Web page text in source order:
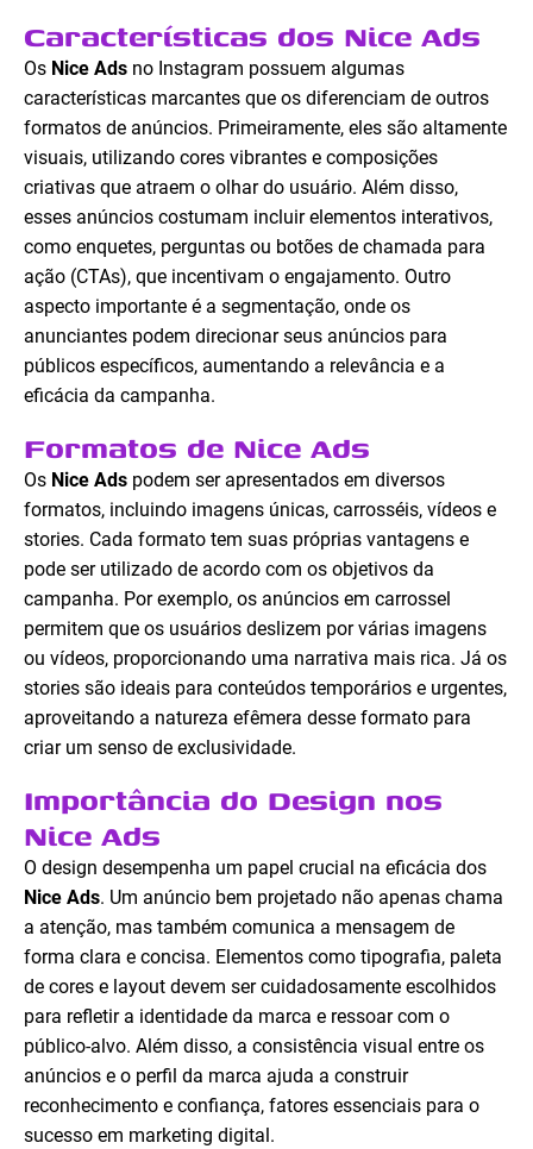
Características dos Nice Ads
Os Nice Ads no Instagram possuem algumas
características marcantes que os diferenciam de outros
formatos de anúncios. Primeiramente, eles são altamente
visuais, utilizando cores vibrantes e composições
criativas que atraem o olhar do usuário. Além disso,
esses anúncios costumam incluir elementos interativos,
como enquetes, perguntas ou botões de chamada para
ação (CTAs), que incentivam o engajamento. Outro
aspecto importante é a segmentação, onde os
anunciantes podem direcionar seus anúncios para
públicos específicos, aumentando a relevância e a
eficácia da campanha.
Formatos de Nice Ads
Os Nice Ads podem ser apresentados em diversos
formatos, incluindo imagens únicas, carrosséis, vídeos e
stories. Cada formato tem suas próprias vantagens e
pode ser utilizado de acordo com os objetivos da
campanha. Por exemplo, os anúncios em carrossel
permitem que os usuários deslizem por várias imagens
ou vídeos, proporcionando uma narrativa mais rica. Já os
stories são ideais para conteúdos temporários e urgentes,
aproveitando a natureza efêmera desse formato para
criar um senso de exclusividade.
Importância do Design nos
Nice Ads
O design desempenha um papel crucial na eficácia dos
Nice Ads. Um anúncio bem projetado não apenas chama
a atenção, mas também comunica a mensagem de
forma clara e concisa. Elementos como tipografia, paleta
de cores e layout devem ser cuidadosamente escolhidos
para refletir a identidade da marca e ressoar com o
público-alvo. Além disso, a consistência visual entre os
anúncios e o perfil da marca ajuda a construir
reconhecimento e confiança, fatores essenciais para o
sucesso em marketing digital.